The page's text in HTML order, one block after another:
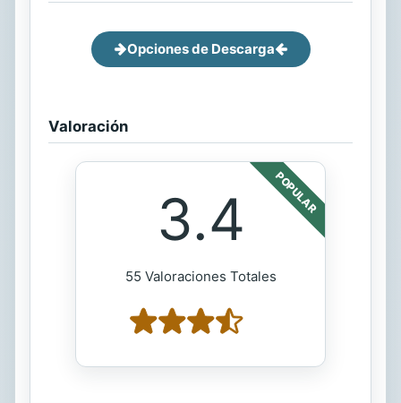
Opciones de Descarga
Valoración
POPULAR
3.4
55 Valoraciones Totales